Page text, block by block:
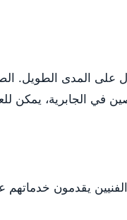
على المدى الطويل.
في الجابرية، يمكن
يقدمون خدماتهم